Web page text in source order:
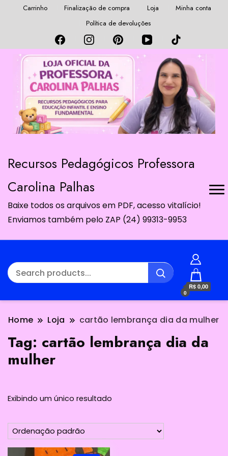
Carrinho Finalização de compra Loja
Minha conta
Política de devoluções
Recursos Pedagógicos Professora
Carolina Palhas
Baixe todos os arquivos em PDF, acesso vitalício!
Enviamos também pelo ZAP (24) 99313-9953
0
R$ 0,00
Home Loja cartão lembrança dia da mulher
Tag: cartão lembrança dia da
mulher
Exibindo um único resultado